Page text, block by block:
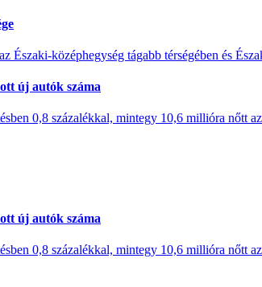
Északi-középhegység tágabb térségében és
új autók száma
0,8 százalékkal, mintegy 10,6 millióra nőtt
új autók száma
0,8 százalékkal, mintegy 10,6 millióra nőtt